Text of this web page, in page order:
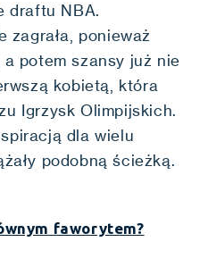
draftu NBA.
zagrała, ponieważ
a potem szansy już nie
kobietą, która
Igrzysk Olimpijskich.
dla wielu
podobną ścieżką.
faworytem?